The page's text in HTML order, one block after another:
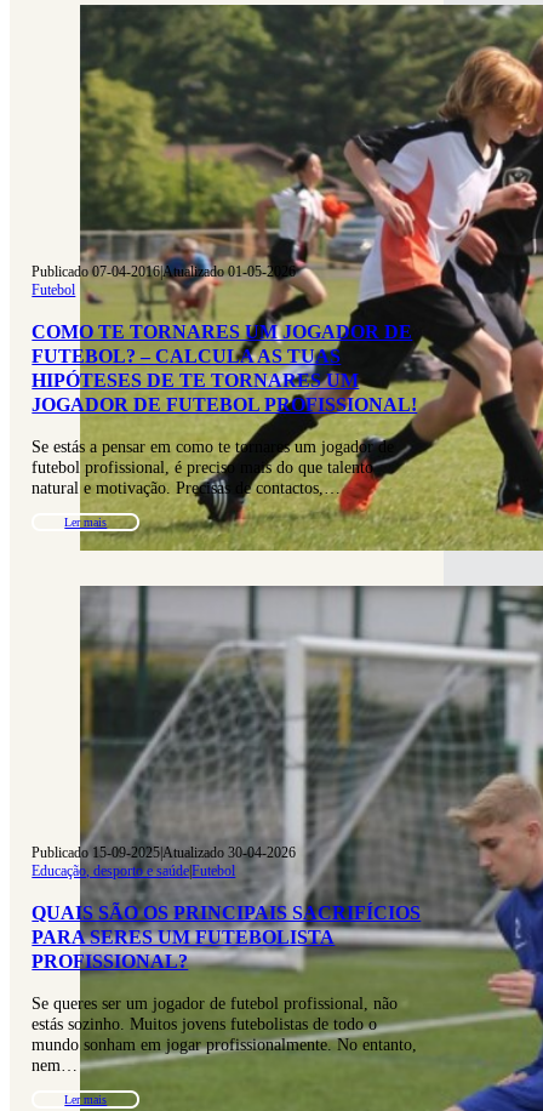
Publicado 07-04-2016|Atualizado 01-05-2026
Futebol
COMO TE TORNARES UM JOGADOR DE
FUTEBOL? – CALCULA AS TUAS
HIPÓTESES DE TE TORNARES UM
JOGADOR DE FUTEBOL PROFISSIONAL!
Se estás a pensar em como te tornares um jogador de
futebol profissional, é preciso mais do que talento
natural e motivação. Precisas de contactos,…
Ler mais
Publicado 15-09-2025|Atualizado 30-04-2026
Educação, desporto e saúde|Futebol
QUAIS SÃO OS PRINCIPAIS SACRIFÍCIOS
PARA SERES UM FUTEBOLISTA
PROFISSIONAL?
Se queres ser um jogador de futebol profissional, não
estás sozinho. Muitos jovens futebolistas de todo o
mundo sonham em jogar profissionalmente. No entanto,
nem…
Ler mais